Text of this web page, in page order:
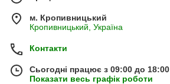
м. Кропивницький
Кропивницький, Україна
Контакти
Сьогодні працює з 09:00 до 18:00
Показати весь графік роботи